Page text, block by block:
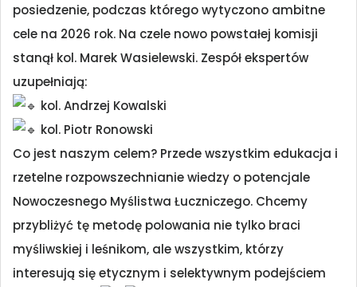
posiedzenie, podczas którego wytyczono ambitne
cele na 2026 rok. Na czele nowo powstałej komisji
stanął kol. Marek Wasielewski. Zespół ekspertów
uzupełniają:
kol. Andrzej Kowalski
kol. Piotr Ronowski
Co jest naszym celem? Przede wszystkim edukacja i
rzetelne rozpowszechnianie wiedzy o potencjale
Nowoczesnego Myślistwa Łuczniczego. Chcemy
przybliżyć tę metodę polowania nie tylko braci
myśliwskiej i leśnikom, ale wszystkim, którzy
interesują się etycznym i selektywnym podejściem